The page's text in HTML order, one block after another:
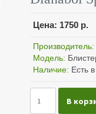
Цена: 1750 р.
Производитель:
Модель:
Наличие: Есть
Dianabol
В